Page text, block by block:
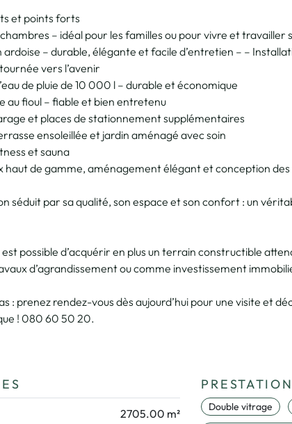
et points forts
chambres – idéal pour les familles ou pour vivre et travailler
ardoise – durable, élégante et facile d’entretien – –
vers l’avenir
de pluie de 10 000 l – durable et économique
au fioul – fiable et bien entretenu
et places de stationnement supplémentaires
ensoleillée et jardin aménagé avec soin
et sauna
haut de gamme, aménagement élégant et conception des
séduit par sa qualité, son espace et son confort : un
est possible d’acquérir en plus un terrain constructible
d’agrandissement ou comme investissement
: prenez rendez-vous dès aujourd’hui pour une visite et
! 080 60 50 20.
2705.00 m² Double vitrage